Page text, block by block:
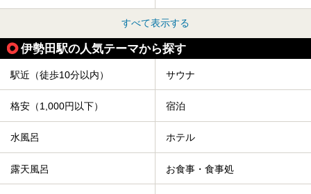
すべて表示する
伊勢田駅の人気テーマから探す
駅近（徒歩10分以内） サウナ
格安（1,000円以下） 宿泊
水風呂 ホテル
露天風呂 お食事・食事処